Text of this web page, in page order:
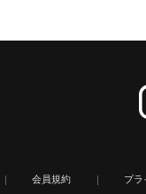
会員規約 プラ